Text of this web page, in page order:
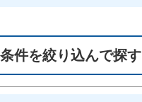
条件を絞り込んで探す